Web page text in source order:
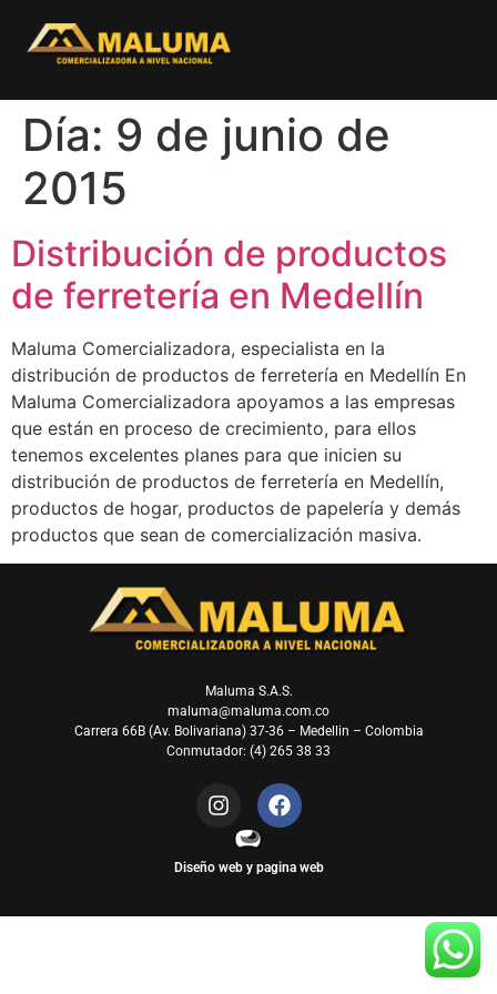
Día: 9 de junio de
2015
Distribución de productos
de ferretería en Medellín
Maluma Comercializadora, especialista en la
distribución de productos de ferretería en Medellín En
Maluma Comercializadora apoyamos a las empresas
que están en proceso de crecimiento, para ellos
tenemos excelentes planes para que inicien su
distribución de productos de ferretería en Medellín,
productos de hogar, productos de papelería y demás
productos que sean de comercialización masiva.
Maluma S.A.S.
maluma@maluma.com.co
Carrera 66B (Av. Bolivariana) 37-36 – Medellin – Colombia
Conmutador: (4) 265 38 33
Diseño web y pagina web